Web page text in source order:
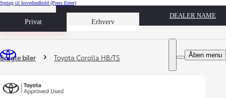
Spring til hovedindhold (Press Enter)
Privat Erhverv
Book prøvetur
DEALER NAME
Åben menu
Du er her
Brugte biler Toyota Corolla HB/TS